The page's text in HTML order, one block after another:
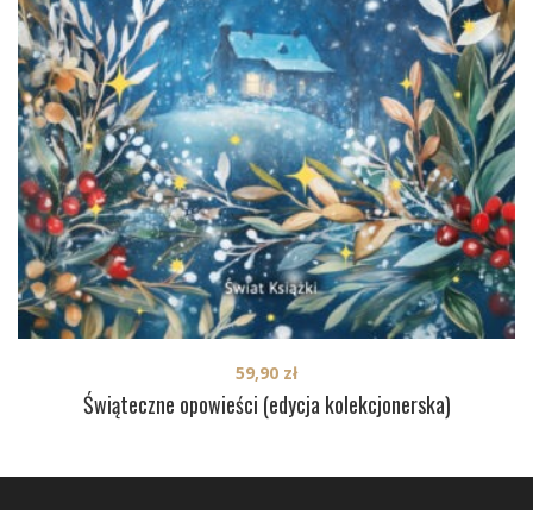
Świąteczne opowieści (edycja kolekcjonerska)
59,90 zł